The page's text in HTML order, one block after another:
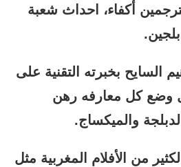
أكفاء، احداث شعبة
السايح بخبرته التقنية على
بل وضع كل معارفه رهن
والميكساج.
من الأفلام المغربية مثل